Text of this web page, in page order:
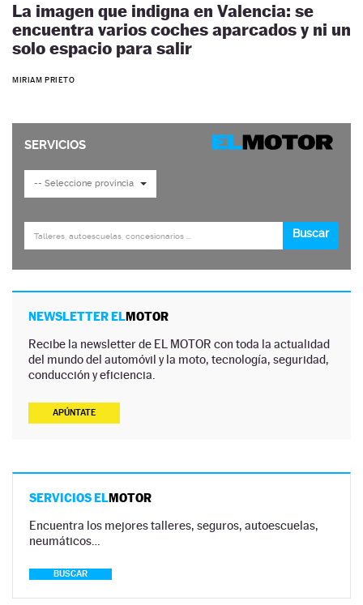
La imagen que indigna en Valencia: se
encuentra varios coches aparcados y ni un
solo espacio para salir
MIRIAM PRIETO
NEWSLETTER ELMOTOR
Recibe la newsletter de EL MOTOR con toda la actualidad
del mundo del automóvil y la moto, tecnología, seguridad,
conducción y eficiencia.
APÚNTATE
SERVICIOS ELMOTOR
Encuentra los mejores talleres, seguros, autoescuelas,
neumáticos…
BUSCAR